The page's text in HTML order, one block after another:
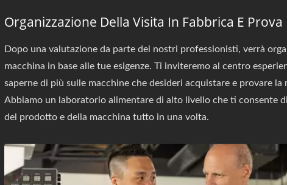
Organizzazione Della Visita In Fabbrica E
Dopo una valutazione da parte dei nostri professionisti, verrà
macchina in base alle tue esigenze. Ti inviteremo al centro
saperne di più sulle macchine che desideri acquistare e provare
Abbiamo un laboratorio alimentare di alto livello che ti consente
del prodotto e della macchina tutto in una volta.